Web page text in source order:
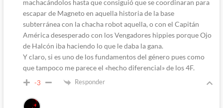
machacándolos hasta que consiguió que se coordinaran para
escapar de Magneto en aquella historia de la base
subterránea con la chacha robot aquella, o con el Capitán
América desesperado con los Vengadores hippies porque Ojo
de Halcón iba haciendo lo que le daba la gana.
Y claro, si es uno de los fundamentos del género pues como
que tampoco me parece el «hecho diferencial» de los 4F.
-3 Responder